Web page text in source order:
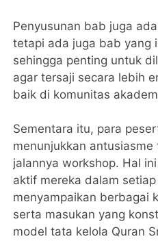
‎Penyusunan bab juga
tetapi ada juga bab yang
sehingga penting untuk
agar tersaji secara lebih
baik di komunitas
‎Sementara itu, para
menunjukkan antusiasme
jalannya workshop. Hal
aktif mereka dalam
menyampaikan berbagai
serta masukan yang
model tata kelola Quran